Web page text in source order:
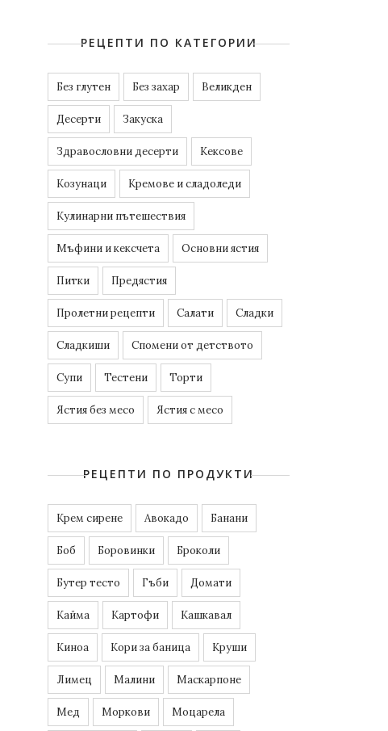
РЕЦЕПТИ ПО КАТЕГОРИИ
Без глутен Без захар Великден
Десерти Закуска
Здравословни десерти Кексове
Козунаци Кремове и сладоледи
Кулинарни пътешествия
Мъфини и кексчета Основни ястия
Питки Предястия
Пролетни рецепти Салати Сладки
Сладкиши Спомени от детството
Супи Тестени Торти
Ястия без месо Ястия с месо
РЕЦЕПТИ ПО ПРОДУКТИ
Kрем сирене Авокадо Банани
Боб Боровинки Броколи
Бутер тесто Гъби Домати
Кайма Картофи Кашкавал
Киноа Кори за баница Круши
Лимец Малини Маскарпоне
Мед Моркови Моцарела